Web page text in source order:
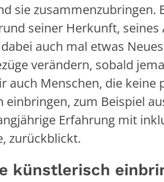
sie
seiner Herkunft,
auch mal etwas
verändern, sobald
auch Menschen, die
einbringen, zum Beispiel
Erfahrung mit
zurückblickt.
künstlerisch